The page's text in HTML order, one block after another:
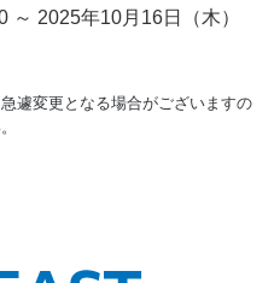
～ 2025年10月16日（木）
遽変更となる場合がございますの